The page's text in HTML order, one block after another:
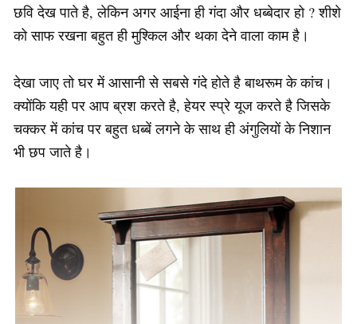
छवि देख पाते है, लेकिन अगर आईना ही गंदा और धब्बेदार हो ? शीशे
को साफ रखना बहुत ही मुश्किल और थका देने वाला काम है।
देखा जाए तो घर में आसानी से सबसे गंदे होते है बाथरूम के कांच।
क्योंकि यही पर आप ब्रश करते है, हेयर स्प्रे यूज करते है जिसके
चक्कर में कांच पर बहुत धब्बें लगने के साथ ही अंगुलियों के निशान
भी छप जाते है।